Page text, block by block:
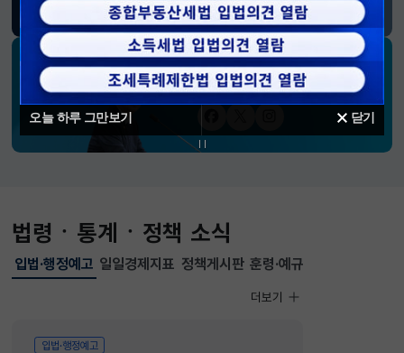
오늘 하루 그만보기 닫기
블로그페이스북트위터(X)유튜브인스타그램
소통하는 경제 리더 구윤철 장관의
SNS 채널
법령ㆍ통계ㆍ정책 소식
입법·행정예고
선택됨
입법·행정예고
입법·행정예고
입법·행정예고
더보기
일일경제지표 정책게시판 훈령·예규